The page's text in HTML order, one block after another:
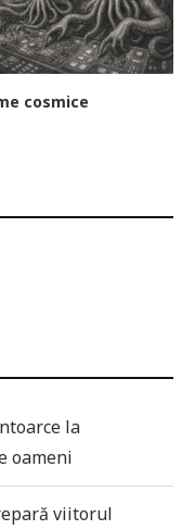
cosmice
la
oameni
viitorul